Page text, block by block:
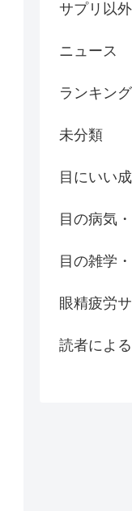
サプリ以
ニュース
ランキング
未分類
目にいい
目の病気
目の雑学
眼精疲労
読者によ